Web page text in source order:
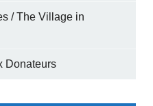
/ The Village in
Donateurs